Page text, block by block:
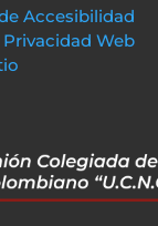
Accesibilidad
Privacidad Web